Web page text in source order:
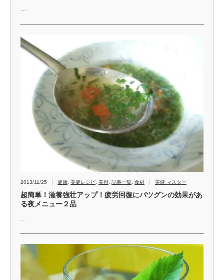
2013/11/25 健康 美健レシピ 美容 記事一覧 食材 美健 マスター
超簡単！滋養強壮アップ！疲労回復にバツグンの効果があ
る夜メニュー２品
…